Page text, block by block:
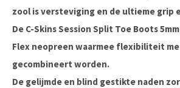
zool is versteviging en de ultieme grip
De C-Skins Session Split Toe Boots
Flex neopreen waarmee flexibiliteit
gecombineert worden.
De gelijmde en blind gestikte naden